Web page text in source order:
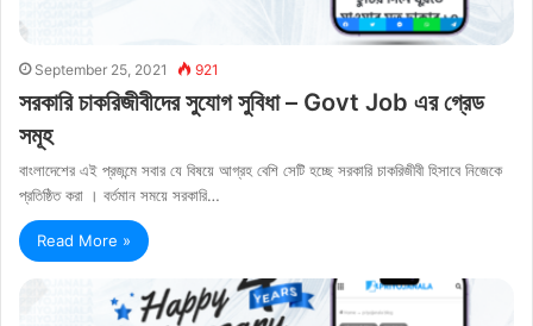
September 25, 2021 921
সরকারি চাকরিজীবীদের সুযোগ সুবিধা – Govt Job এর গ্রেড
সমূহ
বাংলাদেশের এই প্রজন্মে সবার যে বিষয়ে আগ্রহ বেশি সেটি হচ্ছে সরকারি চাকরিজীবী হিসাবে নিজেকে
প্রতিষ্ঠিত করা । বর্তমান সময়ে সরকারি…
Read More »